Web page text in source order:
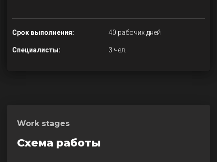
Срок выполнения: 40 рабочих дней
Специалисты: 3 чел.
Work stages
Схема работы